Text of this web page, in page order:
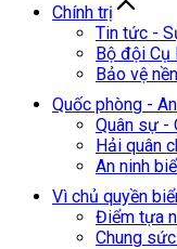
Chính trị
Tin tức -
Bộ đội Cụ
Bảo vệ
Quốc phòng -
Quân sự -
Hải quân
An ninh
Vì chủ quyền
Điểm tựa
Chung